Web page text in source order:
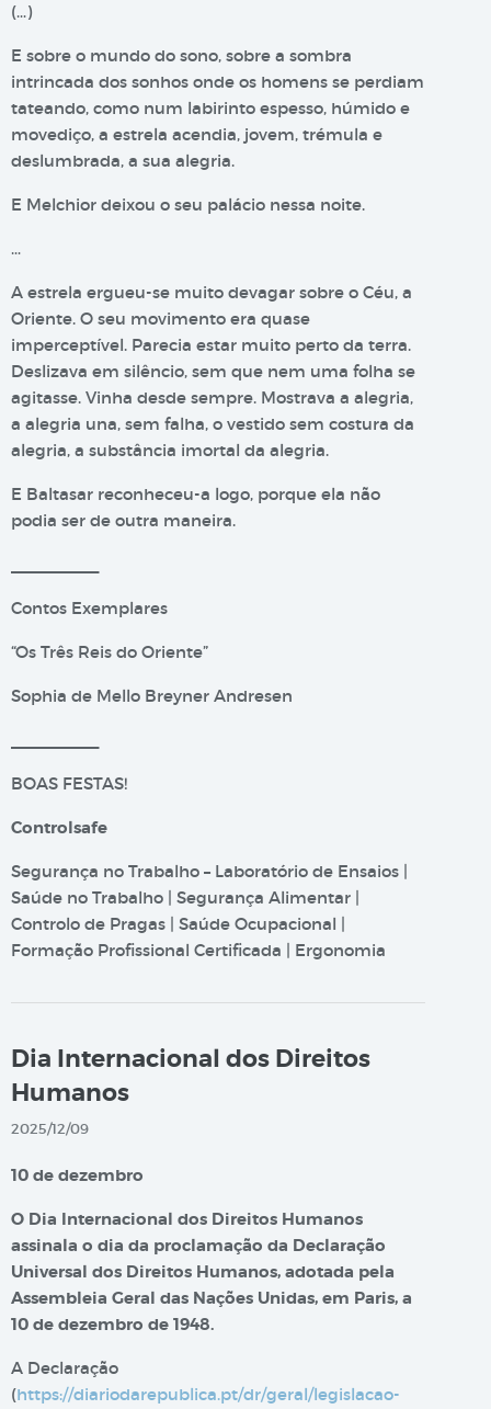
(…)
E sobre o mundo do sono, sobre a sombra
intrincada dos sonhos onde os homens se perdiam
tateando, como num labirinto espesso, húmido e
movediço, a estrela acendia, jovem, trémula e
deslumbrada, a sua alegria.
E Melchior deixou o seu palácio nessa noite.
…
A estrela ergueu-se muito devagar sobre o Céu, a
Oriente. O seu movimento era quase
imperceptível. Parecia estar muito perto da terra.
Deslizava em silêncio, sem que nem uma folha se
agitasse. Vinha desde sempre. Mostrava a alegria,
a alegria una, sem falha, o vestido sem costura da
alegria, a substância imortal da alegria.
E Baltasar reconheceu-a logo, porque ela não
podia ser de outra maneira.
Contos Exemplares
“Os Três Reis do Oriente”
Sophia de Mello Breyner Andresen
BOAS FESTAS!
Controlsafe
Segurança no Trabalho – Laboratório de Ensaios |
Saúde no Trabalho | Segurança Alimentar |
Controlo de Pragas | Saúde Ocupacional |
Formação Profissional Certificada | Ergonomia
Dia Internacional dos Direitos
Humanos
2025/12/09
10 de dezembro
O Dia Internacional dos Direitos Humanos
assinala o dia da proclamação da Declaração
Universal dos Direitos Humanos, adotada pela
Assembleia Geral das Nações Unidas, em Paris, a
10 de dezembro de 1948.
A Declaração
(https://diariodarepublica.pt/dr/geral/legislacao-